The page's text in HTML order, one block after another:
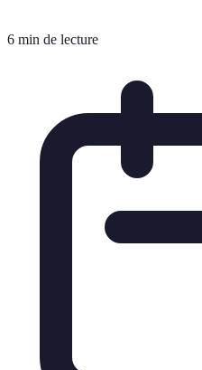
6 min de lecture